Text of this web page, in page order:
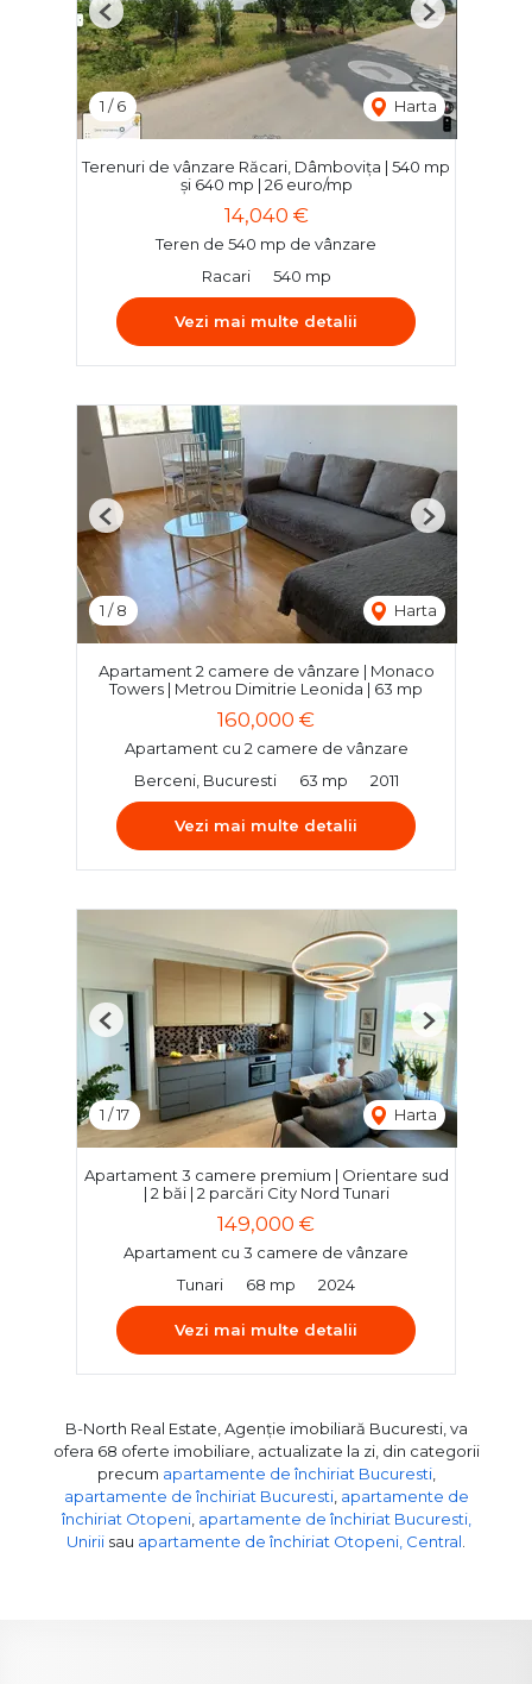
1 /6 Harta
Previous Next
Terenuri de vânzare Răcari, Dâmbovița | 540 mp
și 640 mp | 26 euro/mp
14,040 €
Teren de 540 mp de vânzare
Racari
540 mp
Vezi mai multe detalii
1 /8 Harta
Previous Next
Apartament 2 camere de vânzare | Monaco
Towers | Metrou Dimitrie Leonida | 63 mp
160,000 €
Apartament cu 2 camere de vânzare
Berceni, Bucuresti
63 mp 2011
Vezi mai multe detalii
1 /17 Harta
Previous Next
Apartament 3 camere premium | Orientare sud
| 2 băi | 2 parcări City Nord Tunari
149,000 €
Apartament cu 3 camere de vânzare
Tunari
68 mp 2024
Vezi mai multe detalii
B-North Real Estate, Agenție imobiliară Bucuresti, va
ofera 68 oferte imobiliare, actualizate la zi, din categorii
precum apartamente de închiriat Bucuresti,
apartamente de închiriat Bucuresti, apartamente de
închiriat Otopeni, apartamente de închiriat Bucuresti,
Unirii sau apartamente de închiriat Otopeni, Central